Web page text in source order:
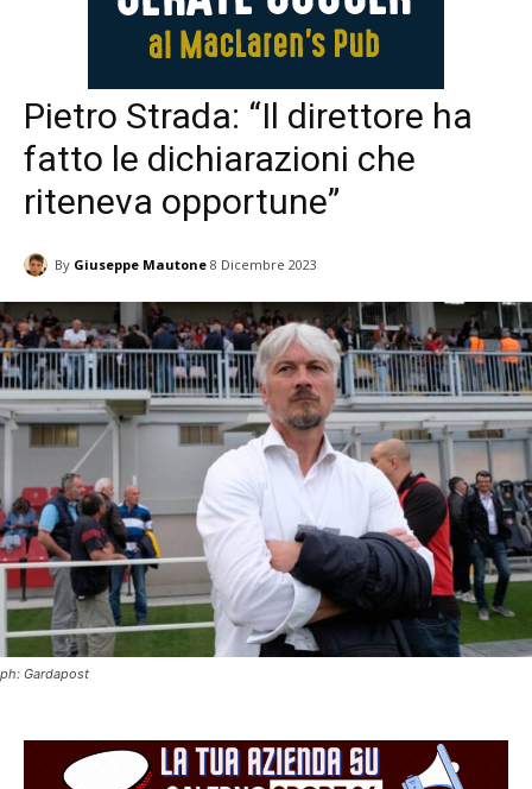
Pietro Strada: “Il direttore ha
fatto le dichiarazioni che
riteneva opportune”
By Giuseppe Mautone 8 Dicembre 2023
ph: Gardapost